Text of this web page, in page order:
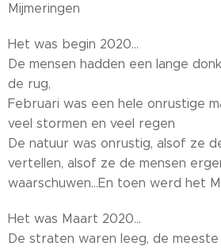
Mijmeringen
Het was begin 2020...
De mensen hadden een lange
de rug,
Februari was een hele onrustige
veel stormen en veel regen
De natuur was onrustig, alsof ze
vertellen, alsof ze de mensen
waarschuwen...En toen werd het
Het was Maart 2020...
De straten waren leeg, de meeste